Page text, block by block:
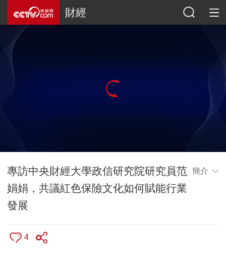
財經
專訪中央財經大學政信研究院研究員范
娟娟，共議紅色保險文化如何賦能行業
發展
簡介
4